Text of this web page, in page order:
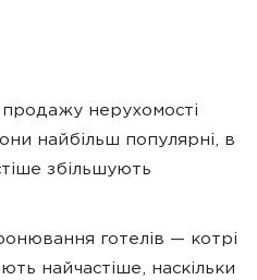
нерухомості
найбільш популярні, в
збільшують
готелів — котрі
найчастіше, наскільки